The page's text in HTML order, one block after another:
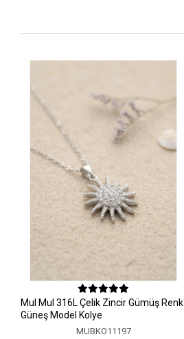
MuI MuI 316L Çelik Zincir Gümüş Renk
Güneş Model Kolye
MUBKO11197